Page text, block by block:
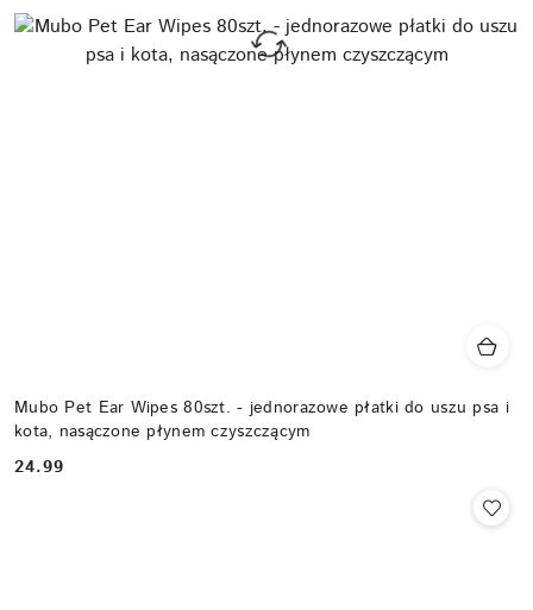
Mubo Pet Ear Wipes 80szt. - jednorazowe płatki do uszu psa i
kota, nasączone płynem czyszczącym
Cena:
24.99